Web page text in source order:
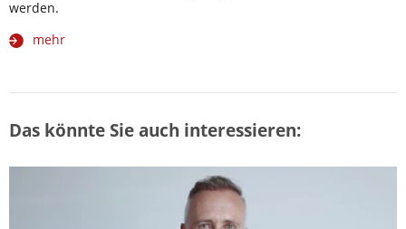
werden.
mehr
Das könnte Sie auch interessieren: